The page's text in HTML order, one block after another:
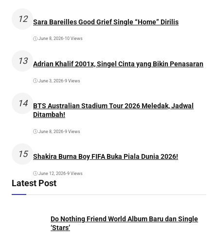
12 Sara Bareilles Good Grief Single “Home” Dirilis
June 8, 2026•10 Views
13 Adrian Khalif 2001x, Singel Cinta yang Bikin Penasaran
June 3, 2026•9 Views
14
BTS Australian Stadium Tour 2026 Meledak, Jadwal
Ditambah!
June 8, 2026•9 Views
15 Shakira Burna Boy FIFA Buka Piala Dunia 2026!
June 12, 2026•9 Views
Latest Post
Do Nothing Friend World Album Baru dan Single
‘Stars’